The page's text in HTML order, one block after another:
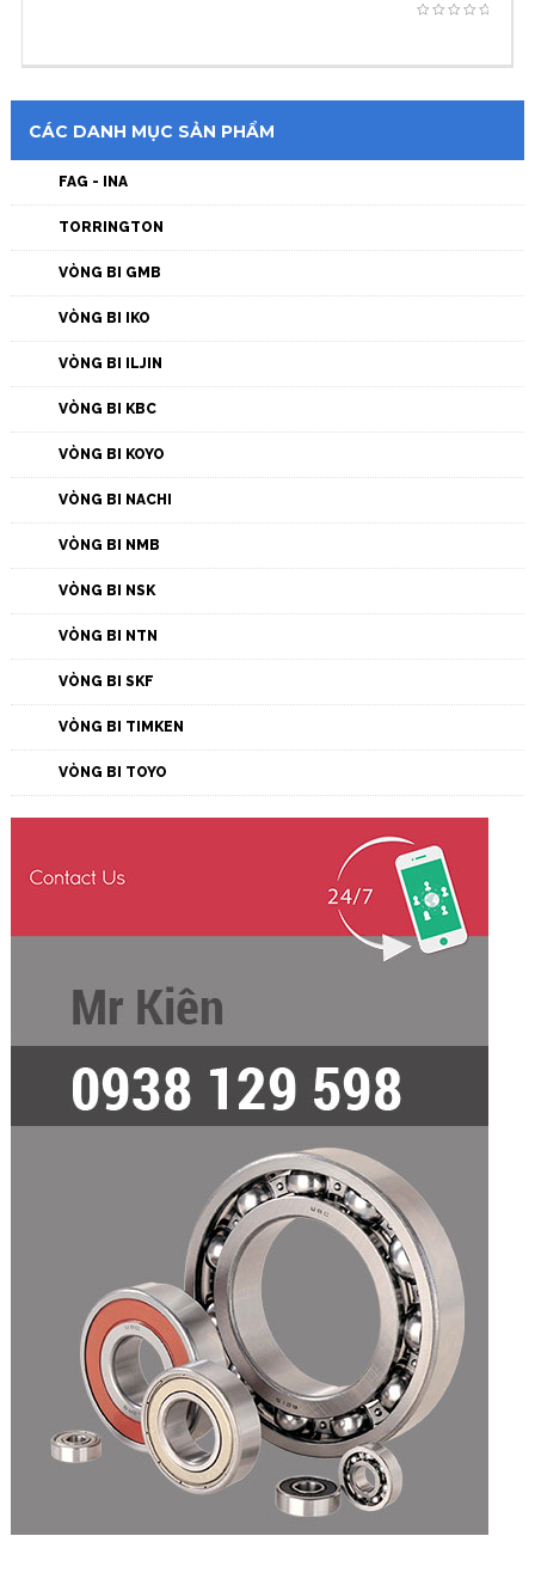
CÁC DANH MỤC SẢN PHẨM
FAG - INA
TORRINGTON
VÒNG BI GMB
VÒNG BI IKO
VÒNG BI ILJIN
VÒNG BI KBC
VÒNG BI KOYO
VÒNG BI NACHI
VÒNG BI NMB
VÒNG BI NSK
VÒNG BI NTN
VÒNG BI SKF
VÒNG BI TIMKEN
VÒNG BI TOYO